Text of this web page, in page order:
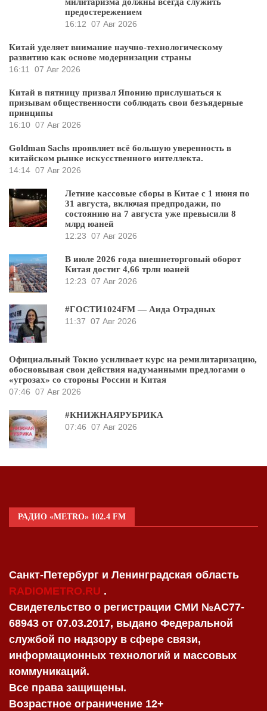
милитаризма должны всегда служить
предостережением
16:12 07 Авг 2026
Китай уделяет внимание научно-технологическому
развитию как основе модернизации страны
16:11 07 Авг 2026
Китай в пятницу призвал Японию прислушаться к
призывам общественности соблюдать свои безъядерные
принципы
16:10 07 Авг 2026
Goldman Sachs проявляет всё большую уверенность в
китайском рынке искусственного интеллекта.
14:14 07 Авг 2026
Летние кассовые сборы в Китае с 1 июня по
31 августа, включая предпродажи, по
состоянию на 7 августа уже превысили 8
млрд юаней
12:23 07 Авг 2026
В июле 2026 года внешнеторговый оборот
Китая достиг 4,66 трлн юаней
12:23 07 Авг 2026
#ГОСТИ1024FM — Аида Отрадных
11:37 07 Авг 2026
Официальный Токио усиливает курс на ремилитаризацию,
обосновывая свои действия надуманными предлогами о
«угрозах» со стороны России и Китая
07:46 07 Авг 2026
#КНИЖНАЯРУБРИКА
07:46 07 Авг 2026
РАДИО «METRO» 102.4 FM
Санкт-Петербург и Ленинградская область
RADIOMETRO.RU .
Свидетельство о регистрации СМИ №AC77-
68943 от 07.03.2017, выдано Федеральной
службой по надзору в сфере связи,
информационных технологий и массовых
коммуникаций.
Все права защищены.
Возрастное ограничение 12+